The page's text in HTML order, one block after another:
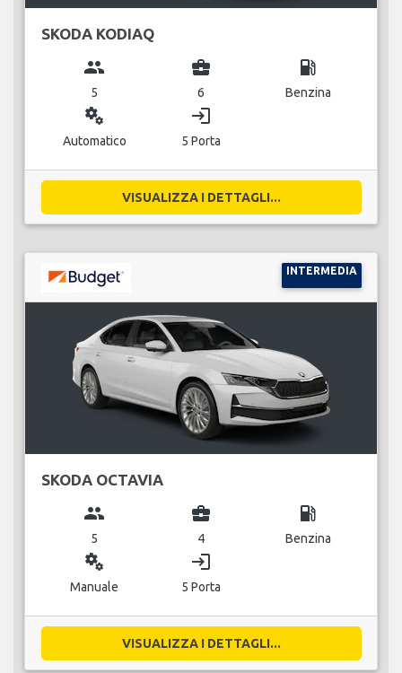
SKODA KODIAQ
group
5
business_center
6
local_gas_station
Benzina
miscellaneous_services
Automatico
login
5 Porta
VISUALIZZA I DETTAGLI...
INTERMEDIA
SKODA OCTAVIA
group
5
business_center
4
local_gas_station
Benzina
miscellaneous_services
Manuale
login
5 Porta
VISUALIZZA I DETTAGLI...